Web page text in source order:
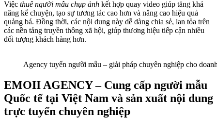
Việc thuê người mẫu chụp ảnh kết hợp quay video giúp tăng khả
năng kể chuyện, tạo sự tương tác cao hơn và nâng cao hiệu quả
quảng bá. Đồng thời, các nội dung này dễ dàng chia sẻ, lan tỏa trên
các nền tảng truyền thông xã hội, giúp thương hiệu tiếp cận nhiều
đối tượng khách hàng hơn.
Agency tuyển người mẫu – giải pháp chuyên nghiệp cho
EMOII AGENCY – Cung cấp người mẫu
Quốc tế tại Việt Nam và sản xuất nội dung
trực tuyến chuyên nghiệp